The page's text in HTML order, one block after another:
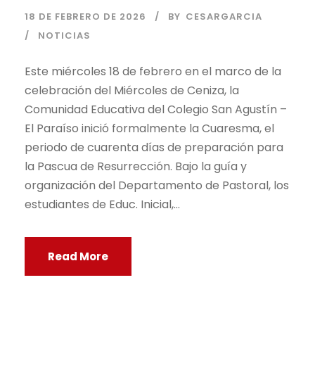
18 DE FEBRERO DE 2026 BY CESARGARCIA
NOTICIAS
Este miércoles 18 de febrero en el marco de la
celebración del Miércoles de Ceniza, la
Comunidad Educativa del Colegio San Agustín –
El Paraíso inició formalmente la Cuaresma, el
periodo de cuarenta días de preparación para
la Pascua de Resurrección. Bajo la guía y
organización del Departamento de Pastoral, los
estudiantes de Educ. Inicial,...
Read More